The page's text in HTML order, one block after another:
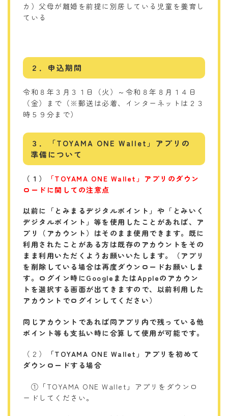
カ）父母が離婚を前提に別居している児童を養育し
ている
２．申込期間
令和８年３月３１日（火）～令和８年８月１４日
（金）まで（※郵送は必着、インターネットは２３
時５９分まで）
３．「TOYAMA ONE Wallet」アプリの
準備について
（１）
「TOYAMA ONE Wallet」アプリのダウン
ロード に関しての注意点
以前に「とみまるデジタルポイント」や「とみいく
デジタルポイント」等を使用したことがあれば、ア
プリ（アカウント）はそのまま使用できます。 既に
利用されたことがある方は既存のアカウントをその
まま利用いただくようお願いいたします。（アプリ
を削除している場合は再度ダウンロードお願いしま
す。 ログイン時にGoogleまたはAppleのアカウン
トを選択する画面が出てきますので、以前利用した
アカウントでログインしてください）
同じアカウントであれば同アプリ内で残っている他
ポイント等も支払い時に合算して使用が可能です。
（２）
「TOYAMA ONE Wallet」アプリを初めて
ダウンロードする場合
①「TOYAMA ONE Wallet」アプリをダウンロ
ードしてください。